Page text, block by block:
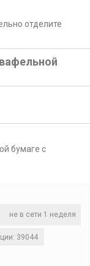
отделите
бумаге с
не в сети 1 неделя
39044